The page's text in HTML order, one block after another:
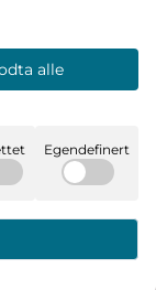
alle
Egendefinert